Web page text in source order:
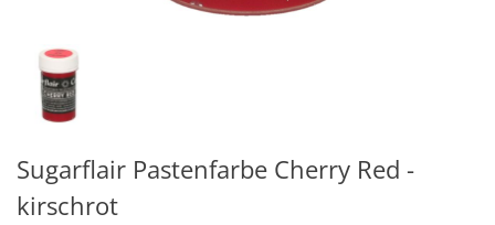
Sugarflair Pastenfarbe Cherry Red -
kirschrot